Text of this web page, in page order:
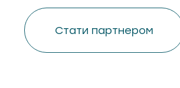
Стати партнером